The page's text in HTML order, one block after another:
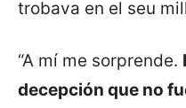
trobava en el seu
“A mí me sorprende.
decepción que no